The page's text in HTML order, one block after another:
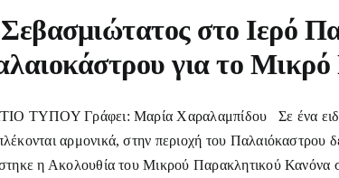
στο Ιερό
για το
ΤΥΠΟΥ Γράφει: Μαρία Χαραλαμπίδου Σε ένα
αρμονικά, στην περιοχή του
η Ακολουθία του Μικρού Παρακλητικού